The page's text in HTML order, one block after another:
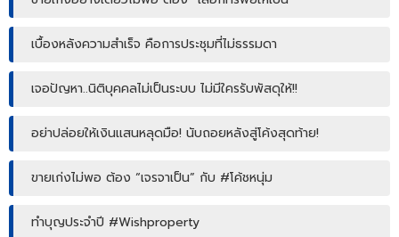
เบื้องหลังความสำเร็จ คือการประชุมที่ไม่ธรรมดา
เจอปัญหา..นิติบุคคลไม่เป็นระบบ ไม่มีใครรับพัสดุให้!!
อย่าปล่อยให้เงินแสนหลุดมือ! นับถอยหลังสู่โค้งสุดท้าย!
ขายเก่งไม่พอ ต้อง “เจรจาเป็น” กับ #โค้ชหนุ่ม
ทำบุญประจำปี #Wishproperty